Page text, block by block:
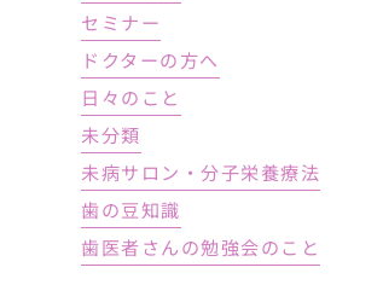
セミナー
ドクターの方へ
日々のこと
未分類
未病サロン・分子栄養療法
歯の豆知識
歯医者さんの勉強会のこと